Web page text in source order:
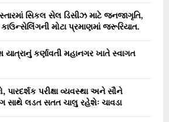
સિકલ સેલ ડિસીઝ માટે જનજાગૃતિ,
મોટા પ્રમાણમાં જરૂરિયાત.
યાત્રાનું કર્ણાવતી મહાનગર ખાતે સ્વાગત
પારદર્શક પરીક્ષા વ્યવસ્થા અને સૌને
સાથે લડત સતત ચાલુ રહેશેઃ ચાવડા